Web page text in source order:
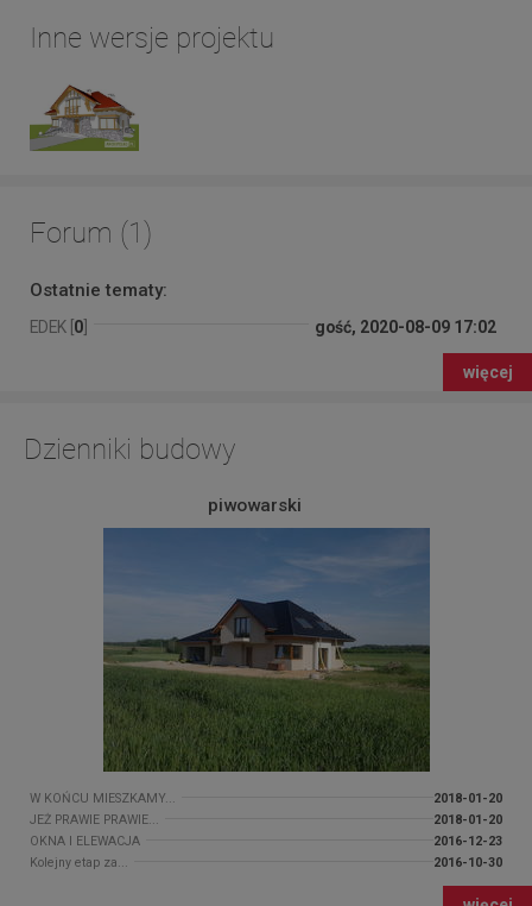
Inne wersje projektu
Forum (1)
Ostatnie tematy:
EDEK [ 0 gość, 2020-08-09 17:02
więcej
Dzienniki budowy
piwowarski
W KOŃCU MIESZKAMY...
2018-01-20
JEŻ PRAWIE PRAWIE...
2018-01-20
OKNA I ELEWACJA
2016-12-23
Kolejny etap za...
2016-10-30